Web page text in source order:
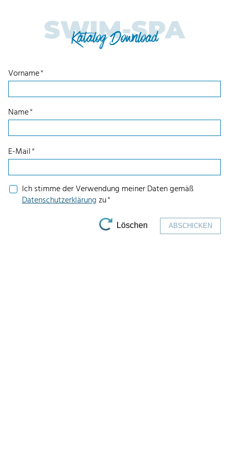
SWIM-SPA
Katalog Download
Vorname*
Name*
E-Mail*
Ich stimme der Verwendung meiner Daten gemäß
Datenschutzerklärungzu*
Löschen ABSCHICKEN